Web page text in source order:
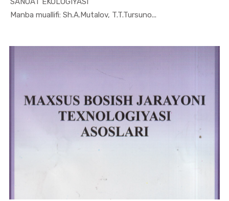
Manba muallifi: Sh.A.Mutalov, T.T.Tursuno...
In Sanoat ...